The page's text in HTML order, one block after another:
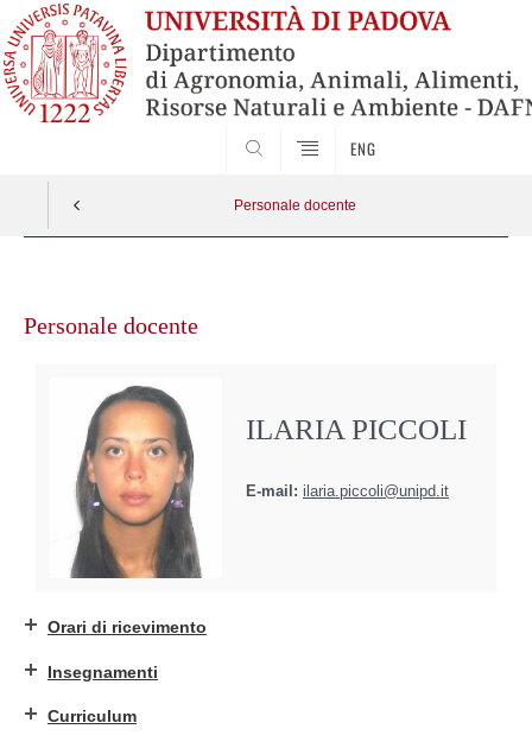
ENG
Personale docente
contenuto
Personale docente
ILARIA PICCOLI
E-mail: ilaria.piccoli@unipd.it
Orari di ricevimento
Insegnamenti
Curriculum